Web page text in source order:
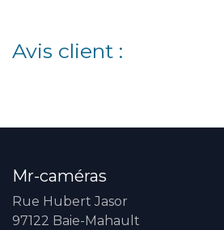
Avis client :
Mr-caméras
Rue Hubert Jasor
97122 Baie-Mahault